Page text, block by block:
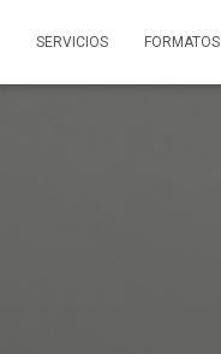
SERVICIOS FORMATOS